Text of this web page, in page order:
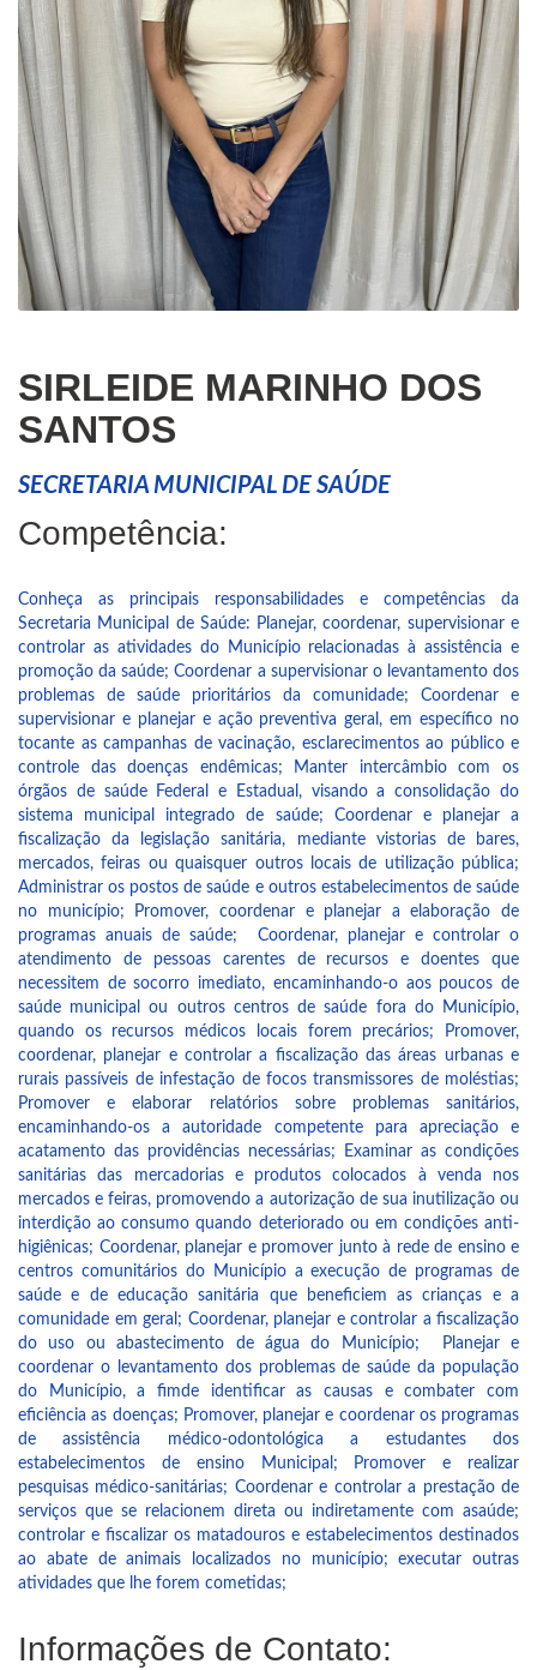
SIRLEIDE MARINHO DOS
SANTOS
SECRETARIA MUNICIPAL DE SAÚDE
Competência:
Conheça as principais responsabilidades e competências da
Secretaria Municipal de Saúde: Planejar, coordenar, supervisionar e
controlar as atividades do Município relacionadas à assistência e
promoção da saúde; Coordenar a supervisionar o levantamento dos
problemas de saúde prioritários da comunidade; Coordenar e
supervisionar e planejar e ação preventiva geral, em específico no
tocante as campanhas de vacinação, esclarecimentos ao público e
controle das doenças endêmicas; Manter intercâmbio com os
órgãos de saúde Federal e Estadual, visando a consolidação do
sistema municipal integrado de saúde; Coordenar e planejar a
fiscalização da legislação sanitária, mediante vistorias de bares,
mercados, feiras ou quaisquer outros locais de utilização pública;
Administrar os postos de saúde e outros estabelecimentos de saúde
no município; Promover, coordenar e planejar a elaboração de
programas anuais de saúde; Coordenar, planejar e controlar o
atendimento de pessoas carentes de recursos e doentes que
necessitem de socorro imediato, encaminhando-o aos poucos de
saúde municipal ou outros centros de saúde fora do Município,
quando os recursos médicos locais forem precários; Promover,
coordenar, planejar e controlar a fiscalização das áreas urbanas e
rurais passíveis de infestação de focos transmissores de moléstias;
Promover e elaborar relatórios sobre problemas sanitários,
encaminhando-os a autoridade competente para apreciação e
acatamento das providências necessárias; Examinar as condições
sanitárias das mercadorias e produtos colocados à venda nos
mercados e feiras, promovendo a autorização de sua inutilização ou
interdição ao consumo quando deteriorado ou em condições anti-
higiênicas; Coordenar, planejar e promover junto à rede de ensino e
centros comunitários do Município a execução de programas de
saúde e de educação sanitária que beneficiem as crianças e a
comunidade em geral; Coordenar, planejar e controlar a fiscalização
do uso ou abastecimento de água do Município; Planejar e
coordenar o levantamento dos problemas de saúde da população
do Município, a fimde identificar as causas e combater com
eficiência as doenças; Promover, planejar e coordenar os programas
de assistência médico-odontológica a estudantes dos
estabelecimentos de ensino Municipal; Promover e realizar
pesquisas médico-sanitárias; Coordenar e controlar a prestação de
serviços que se relacionem direta ou indiretamente com asaúde;
controlar e fiscalizar os matadouros e estabelecimentos destinados
ao abate de animais localizados no município; executar outras
atividades que lhe forem cometidas;
Informações de Contato: